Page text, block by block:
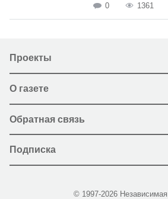
0 1361
Проекты
О газете
Обратная связь
Подписка
© 1997-2026 Независимая